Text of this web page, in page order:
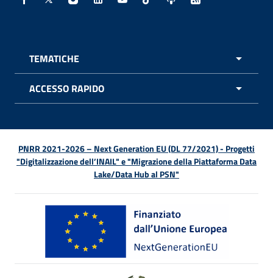
Facebook - Sito esterno - Apertura in nuova finestra
X - Sito esterno - Apertura in nuova finestra
Instagram - Sito esterno - Apertura in
Linkedin - Sito esterno - Apertura in
Youtube - Sito esterno -
TikTok - Sito esterno -
Spreaker - Sito
Feed RSS -
TEMATICHE
ACCESSO RAPIDO
PNRR 2021-2026 – Next Generation EU (DL 77/2021) - Progetti
"Digitalizzazione dell’INAIL" e "Migrazione della Piattaforma Data
Lake/Data Hub al PSN"